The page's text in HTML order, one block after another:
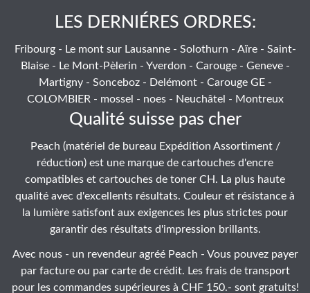
LES DERNIÉRES ORDRES:
Fribourg - Le mont sur Lausanne - Solothurn - Aïre - Saint-
Blaise - Le Mont-Pèlerin - Yverdon - Carouge - Geneve -
Martigny - Sonceboz - Delémont - Carouge GE -
COLOMBIER - mossel - noes - Neuchâtel - Montreux
Qualité suisse pas cher
Peach (matériel de bureau Expédition Assortiment /
réduction) est une marque de cartouches d'encre
compatibles et cartouches de toner CH. La plus haute
qualité avec d'excellents résultats. Couleur et résistance à
la lumière satisfont aux exigences les plus strictes pour
garantir des résultats d'impression brillants.
Avec nous - un revendeur agréé Peach - Vous pouvez payer
par facture ou par carte de crédit. Les frais de transport
pour les commandes supérieures à CHF 150.- sont gratuits!